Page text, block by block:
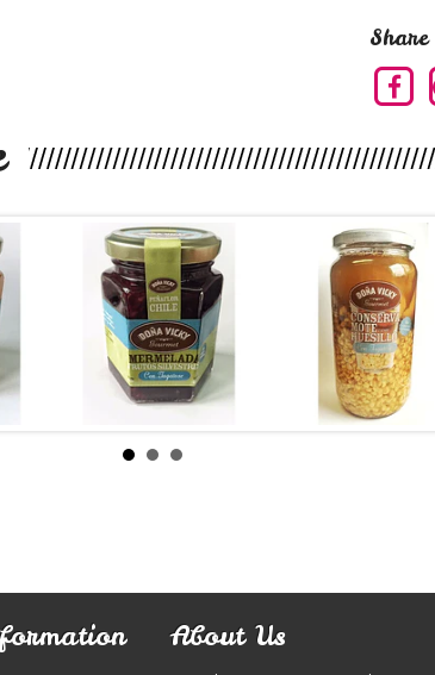
Mermelada
de Frut...
$7.990
Mote con
Huesillo...
$9.990
About Us